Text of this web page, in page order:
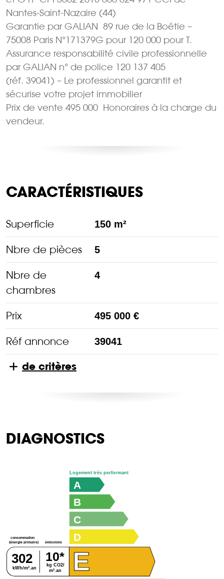
Nantes-Saint-Nazaire (44)
Garantie par GALIAN  89 rue de la Boétie –
75008 Paris N°171379G pour 120 000 pour T.
Assurance responsabilité civile professionnelle
par GALIAN n° de police 120 137 405
(réf. 39041) – Le professionnel garantit et
sécurise votre projet immobilier
Prix de vente 495 000  Honoraires à la charge du
vendeur.
CARACTÉRISTIQUES
Superficie 150 m²
Nbre de pièces 5
Nbre de
chambres
4
Prix 495 000 €
Réf annonce 39041
de critères
DIAGNOSTICS
consommation
(énergie primaire) émissions
kg CO2/
m².an
kWh/m².an
302 10* E
D
C
B
A
Logement très performant